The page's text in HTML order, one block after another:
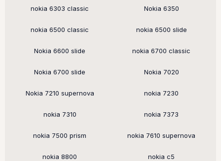
nokia 6303 classic Nokia 6350
nokia 6500 classic nokia 6500 slide
Nokia 6600 slide nokia 6700 classic
Nokia 6700 slide Nokia 7020
Nokia 7210 supernova nokia 7230
nokia 7310 nokia 7373
nokia 7500 prism nokia 7610 supernova
nokia 8800 nokia c5